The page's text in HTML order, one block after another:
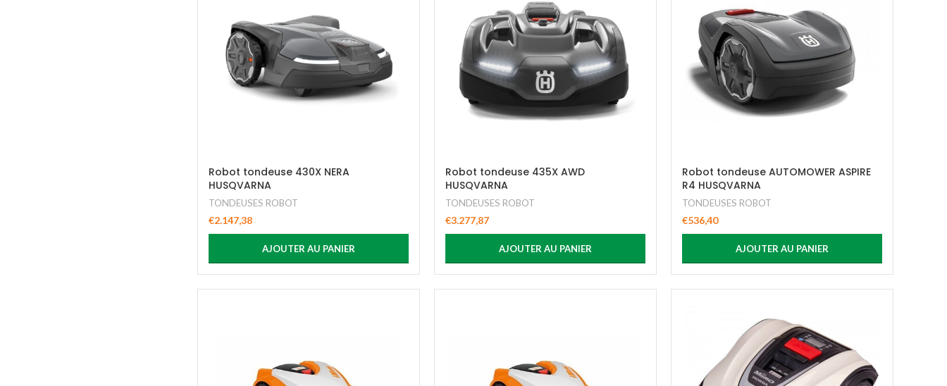
Robot tondeuse 430X NERA
HUSQVARNA
TONDEUSES ROBOT
€2.147,38
AJOUTER AU PANIER
Robot tondeuse 435X AWD
HUSQVARNA
TONDEUSES ROBOT
€3.277,87
AJOUTER AU PANIER
Robot tondeuse AUTOMOWER ASPIRE
R4 HUSQVARNA
TONDEUSES ROBOT
€536,40
AJOUTER AU PANIER